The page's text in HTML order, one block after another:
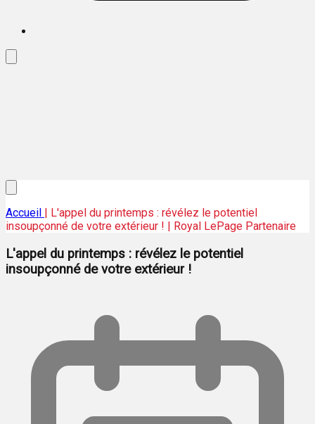
Accueil | L'appel du printemps : révélez le potentiel
insoupçonné de votre extérieur ! | Royal LePage Partenaire
L'appel du printemps : révélez le potentiel
insoupçonné de votre extérieur !